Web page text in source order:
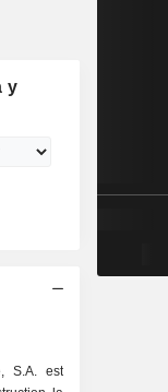
y
S.A. est